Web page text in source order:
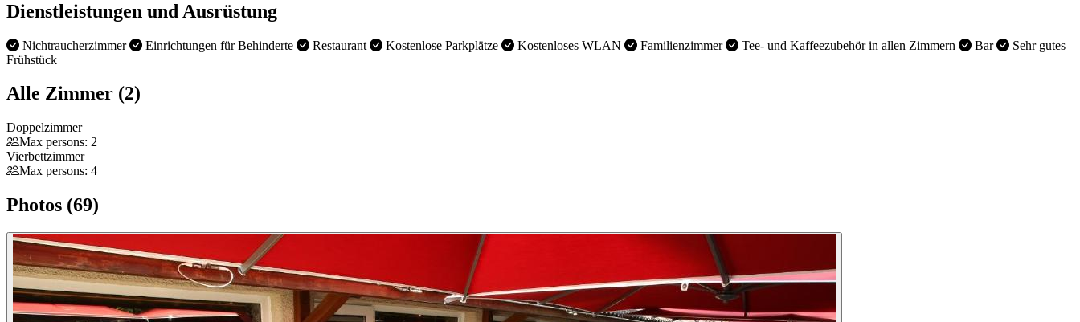
Dienstleistungen und Ausrüstung
Nichtraucherzimmer Einrichtungen für Behinderte Restaurant Kostenlose Parkplätze Kostenloses WLAN Familienzimmer Tee- und Kaffeezubehör in allen Zimmern Bar
Sehr gutes
Frühstück
Alle Zimmer (2)
Doppelzimmer
Max persons: 2
Vierbettzimmer
Max persons: 4
Photos (69)